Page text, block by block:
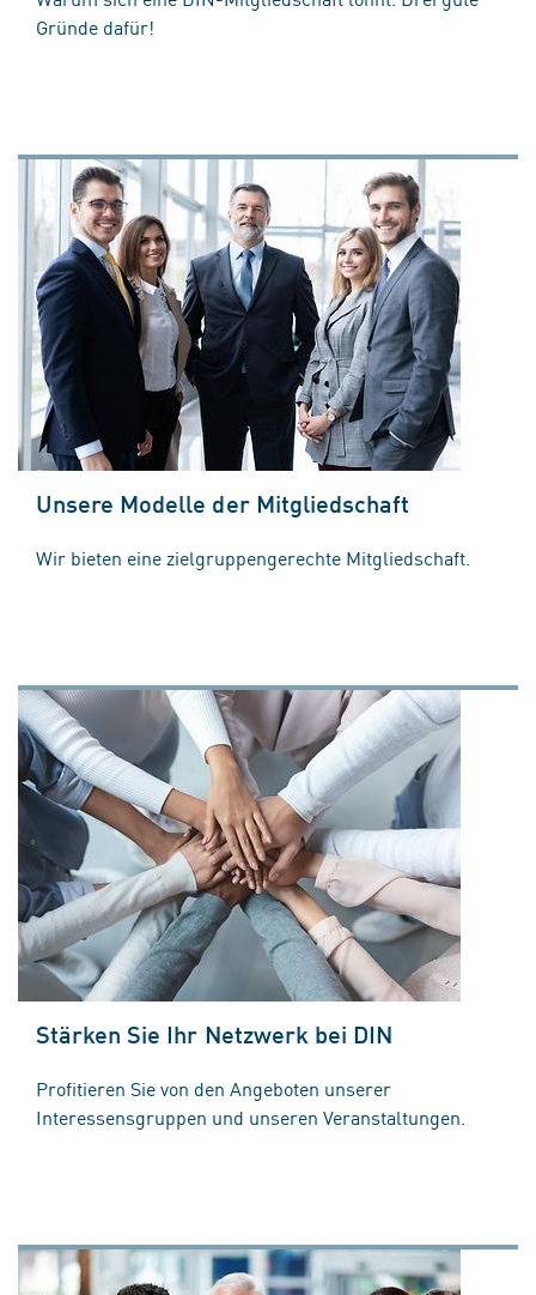
Gründe dafür!
Unsere Modelle der Mitgliedschaft
Wir bieten eine zielgruppengerechte Mitgliedschaft.
Stärken Sie Ihr Netzwerk bei DIN
Profitieren Sie von den Angeboten unserer
Interessensgruppen und unseren Veranstaltungen.